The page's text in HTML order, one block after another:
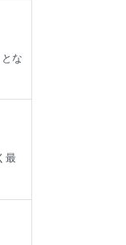
な
最